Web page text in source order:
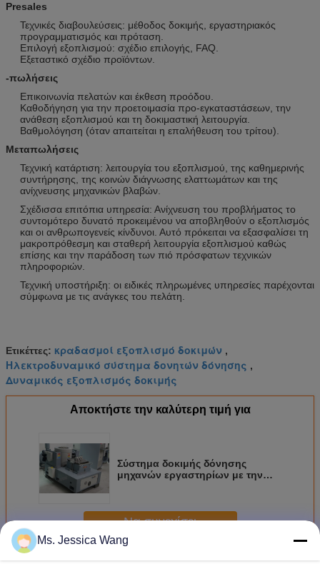
Presales
Τεχνικές διαβουλεύσεις: μέθοδος δοκιμής, εργαστηριακός
προγραμματισμός και πρόταση.
Επιλογή εξοπλισμού: σχέδιο επιλογής, FAQ.
Εξεταστικό σχέδιο προϊόντων.
-πωλήσεις
Επικοινωνία πελατών και έκθεση προόδου.
Καθοδήγηση για την προετοιμασία προ-εγκαταστάσεων, την
ανάθεση εξοπλισμού και τη δοκιμαστική λειτουργία.
Βαθμολόγηση (όταν απαιτείται η επαλήθευση του τρίτου).
Μεταπωλήσεις
Τεχνική κατάρτιση: λειτουργία του εξοπλισμού, της καθημερινής
συντήρησης, της κοινών διάγνωσης ελαττωμάτων και της
ανίχνευσης μηχανικών βλαβών.
Σχέδισσα επιτόπια υπηρεσία: Ανίχνευση του προβλήματος το
συντομότερο δυνατό προκειμένου να αποβληθούν ο εξοπλισμός
και οι ανθρωπογενείς κίνδυνοι. Αυτό πρόκειται να εξασφαλίσει τη
μακροπρόθεσμη και σταθερή λειτουργία εξοπλισμού καθώς
επίσης και την παράδοση των πιό πρόσφατων τεχνικών
πληροφοριών.
Τεχνική υποστήριξη: οι ειδικές πληρωμένες υπηρεσίες παρέχονται
σύμφωνα με τις ανάγκες του πελάτη.
Ετικέττες: κραδασμοί εξοπλισμό δοκιμών ,
Ηλεκτροδυναμικό σύστημα δονητών δόνησης ,
Δυναμικός εξοπλισμός δοκιμής
Αποκτήστε την καλύτερη τιμή για
Σύστημα δοκιμής δόνησης
μηχανών εργαστηρίων με την
Να συνεχίσει
ΠερισσότεροιΗλεκτροδυναμικός δονητής δόνησης
Ms. Jessica Wang